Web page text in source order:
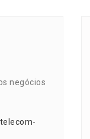
negócios